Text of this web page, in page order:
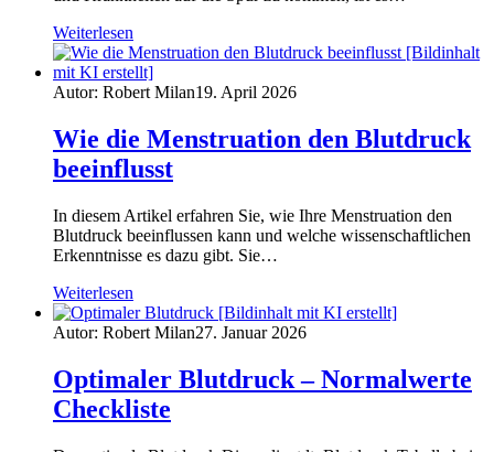
Weiterlesen
Autor: Robert Milan19. April 2026
Wie die Menstruation den Blutdruck
beeinflusst
In diesem Artikel erfahren Sie, wie Ihre Menstruation den
Blutdruck beeinflussen kann und welche wissenschaftlichen
Erkenntnisse es dazu gibt. Sie…
Weiterlesen
Autor: Robert Milan27. Januar 2026
Optimaler Blutdruck – Normalwerte
Checkliste